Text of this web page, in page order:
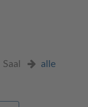
Saal
alle